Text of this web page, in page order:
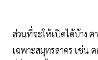
ส่วนที่จะให้เปิดได้บ้าง ต
เฉพาะสมุทรสาคร เช่น